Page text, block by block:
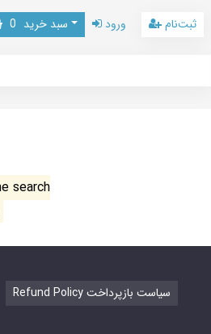
سبد خرید 0 ورود ثبت‌نام
Refund Policy سیاست بازپرداخت